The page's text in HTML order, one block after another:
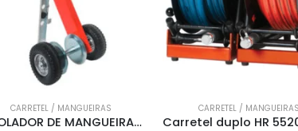
CARRETEL / MANGUEIRAS
ENROLADOR DE MANGUEIRAS MÓVEL TF
CARRETEL / MANGUEIRAS